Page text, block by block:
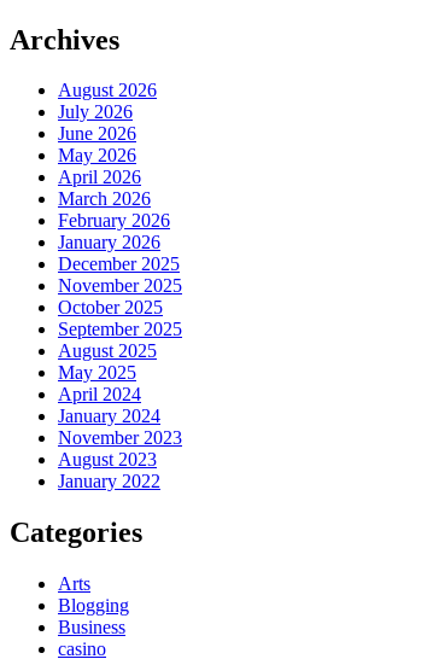
Archives
August 2026
July 2026
June 2026
May 2026
April 2026
March 2026
February 2026
January 2026
December 2025
November 2025
October 2025
September 2025
August 2025
May 2025
April 2024
January 2024
November 2023
August 2023
January 2022
Categories
Arts
Blogging
Business
casino